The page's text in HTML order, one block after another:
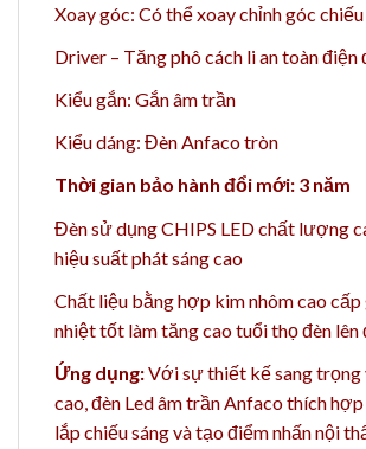
Xoay góc: Có thể xoay chỉnh góc chiếu
Driver – Tăng phô cách li an toàn điện
Kiểu gắn: Gắn âm trần
Kiểu dáng: Đèn Anfaco tròn
Thời gian bảo hành đổi mới: 3 năm
Đèn sử dụng CHIPS LED chất lượng
hiệu suất phát sáng cao
Chất liệu bằng hợp kim nhôm cao cấp
nhiệt tốt làm tăng cao tuổi thọ đèn lên
Ứng dụng:Với sự thiết kế sang trọng
cao, đèn Led âm trần Anfaco thích
lắp chiếu sáng và tạo điểm nhấn nội